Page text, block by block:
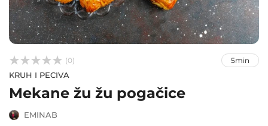


 (0) 5min
KRUH I PECIVA
Mekane žu žu pogačice
EMINAB